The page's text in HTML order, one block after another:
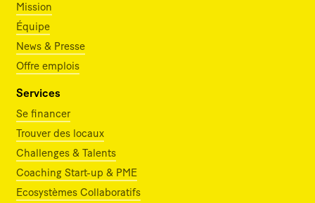
Mission
Équipe
News & Presse
Offre emplois
Services
Se financer
Trouver des locaux
Challenges & Talents
Coaching Start-up & PME
Ecosystèmes Collaboratifs